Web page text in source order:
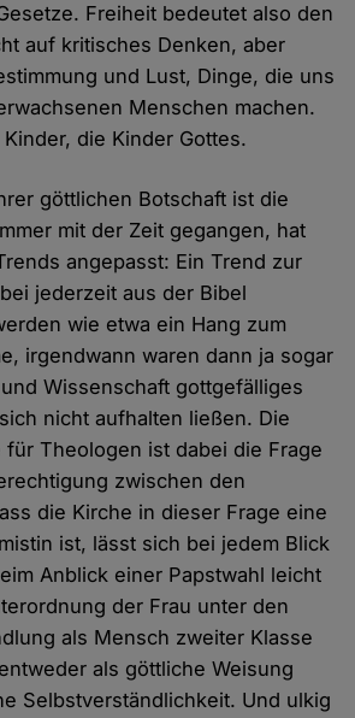
Freiheit bedeutet also den
auf kritisches Denken, aber
und Lust, Dinge, die uns
Menschen machen.
die Kinder Gottes.
göttlichen Botschaft ist die
mit der Zeit gegangen, hat
angepasst: Ein Trend zur
jederzeit aus der Bibel
wie etwa ein Hang zum
irgendwann waren dann ja sogar
Wissenschaft gottgefälliges
nicht aufhalten ließen. Die
Theologen ist dabei die Frage
zwischen den
die Kirche in dieser Frage eine
ist, lässt sich bei jedem Blick
Anblick einer Papstwahl leicht
der Frau unter den
als Mensch zweiter Klasse
als göttliche Weisung
Selbstverständlichkeit. Und ulkig